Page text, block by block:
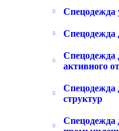
Спецодежда
Спецодежда
Спецодежда
активного
Спецодежда
структур
Спецодежда